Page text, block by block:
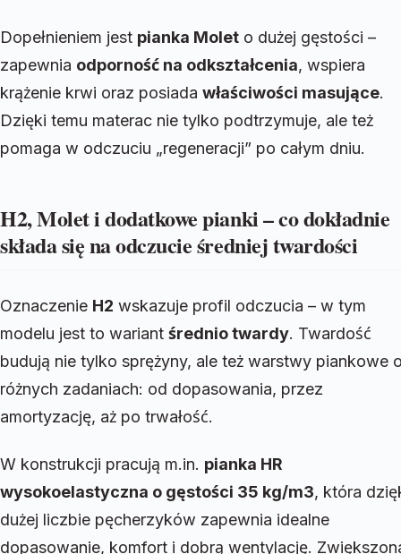
Dopełnieniem jest pianka Molet o dużej gęstości –
zapewnia odporność na odkształcenia, wspiera
krążenie krwi oraz posiada właściwości masujące.
Dzięki temu materac nie tylko podtrzymuje, ale też
pomaga w odczuciu „regeneracji” po całym dniu.
H2, Molet i dodatkowe pianki – co dokładnie
składa się na odczucie średniej twardości
Oznaczenie H2 wskazuje profil odczucia – w tym
modelu jest to wariant średnio twardy. Twardość
budują nie tylko sprężyny, ale też warstwy piankowe
różnych zadaniach: od dopasowania, przez
amortyzację, aż po trwałość.
W konstrukcji pracują m.in. pianka HR
wysokoelastyczna o gęstości 35 kg/m3, która
dużej liczbie pęcherzyków zapewnia idealne
dopasowanie, komfort i dobrą wentylację.